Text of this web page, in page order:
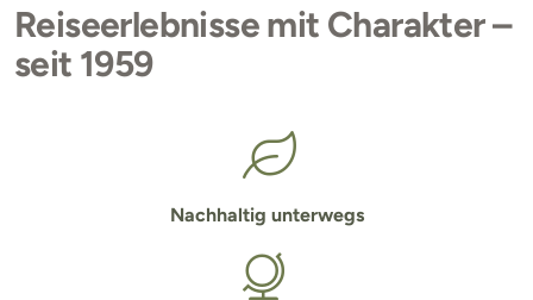
Reiseerlebnisse mit Charakter –
seit 1959
Nachhaltig unterwegs